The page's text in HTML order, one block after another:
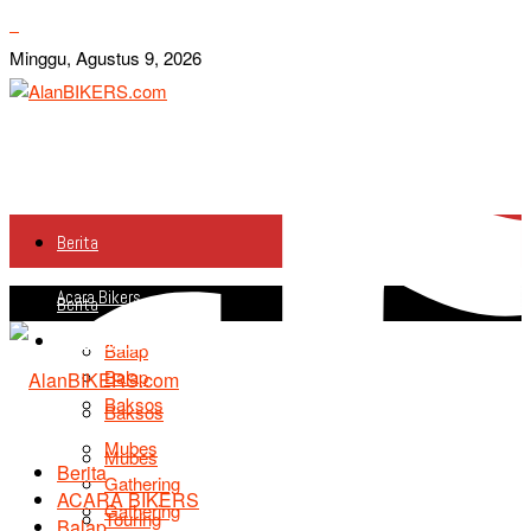
Minggu, Agustus 9, 2026
Berita
Acara Bikers
Balap
Baksos
Mubes
Gathering
Berita
Acara Bikers
Balap
Baksos
Mubes
Gathering
Touring
Berita
ACARA BIKERS